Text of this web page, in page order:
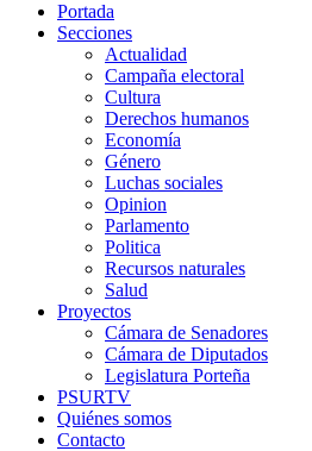
Portada
Secciones
Actualidad
Campaña electoral
Cultura
Derechos humanos
Economía
Género
Luchas sociales
Opinion
Parlamento
Politica
Recursos naturales
Salud
Proyectos
Cámara de Senadores
Cámara de Diputados
Legislatura Porteña
PSURTV
Quiénes somos
Contacto